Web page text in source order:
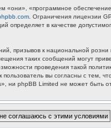
«программное
. Ограничения лицензии
определяет в качестве
призывов к национальной
таких сообщений могут
проведения такой
вы согласны с тем,
phpBB Limited не может быть